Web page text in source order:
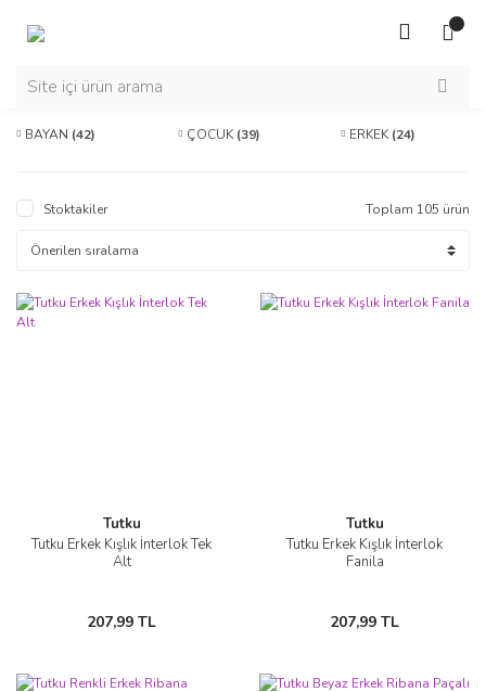
BAYAN (42) ÇOCUK (39) ERKEK (24)
Stoktakiler Toplam 105 ürün
Tutku
Tutku Erkek Kışlık İnterlok Tek
Alt
207,99 TL
Tutku
Tutku Erkek Kışlık İnterlok
Fanila
207,99 TL